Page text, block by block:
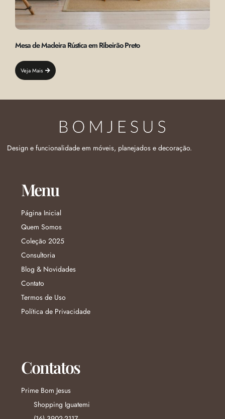
Mesa de Madeira Rústica em Ribeirão Preto
Veja Mais
Design e funcionalidade em móveis, planejados e decoração.
Menu
Página Inicial
Quem Somos
Coleção 2025
Consultoria
Blog & Novidades
Contato
Termos de Uso
Política de Privacidade
Contatos
Prime Bom Jesus
Shopping Iguatemi